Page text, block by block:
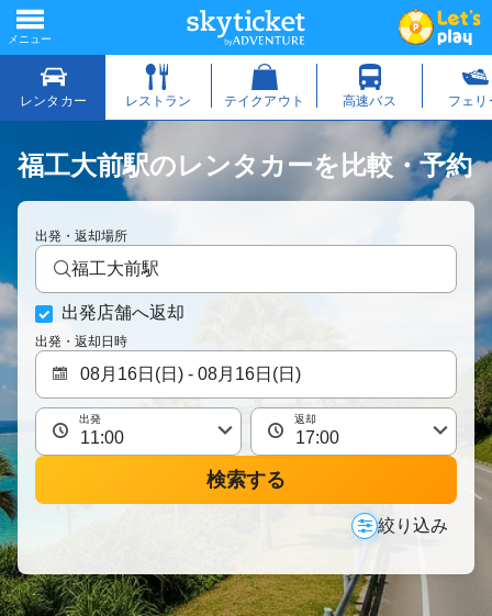
福工大前駅のレンタカーを比較・予約
出発・返却場所
福工大前駅
出発店舗へ返却
出発・返却日時
出発 返却
検索する
絞り込み